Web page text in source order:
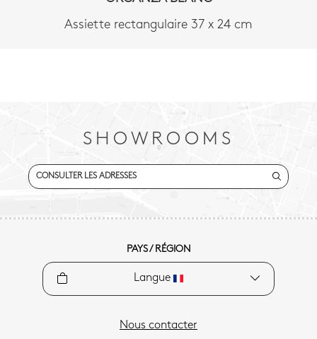
Assiette rectangulaire 37 x 24 cm
SHOWROOMS
CONSULTER LES ADRESSES
PAYS / RÉGION
Langue
Nous contacter